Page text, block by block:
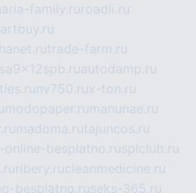
aria-family.ru roadli.ru
trade-farm.ru
autodamp.ru
nv750.rux-ton.ru
modopaper.ru manunae.ru
madoma.rutajuncos.ru
online-besplatno.rusplclub.ru
ribery.rucleanmedicine.ru
besplatno.ruseks-365.ru